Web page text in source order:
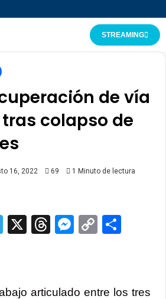
STREAMING
de vía
colapso de
16, 2022 69 1 Minuto de lectura
Telegram
X ThreadsCopy
articulado entre los tres